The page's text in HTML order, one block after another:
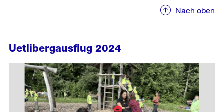
Nach oben
Uetlibergausflug 2024